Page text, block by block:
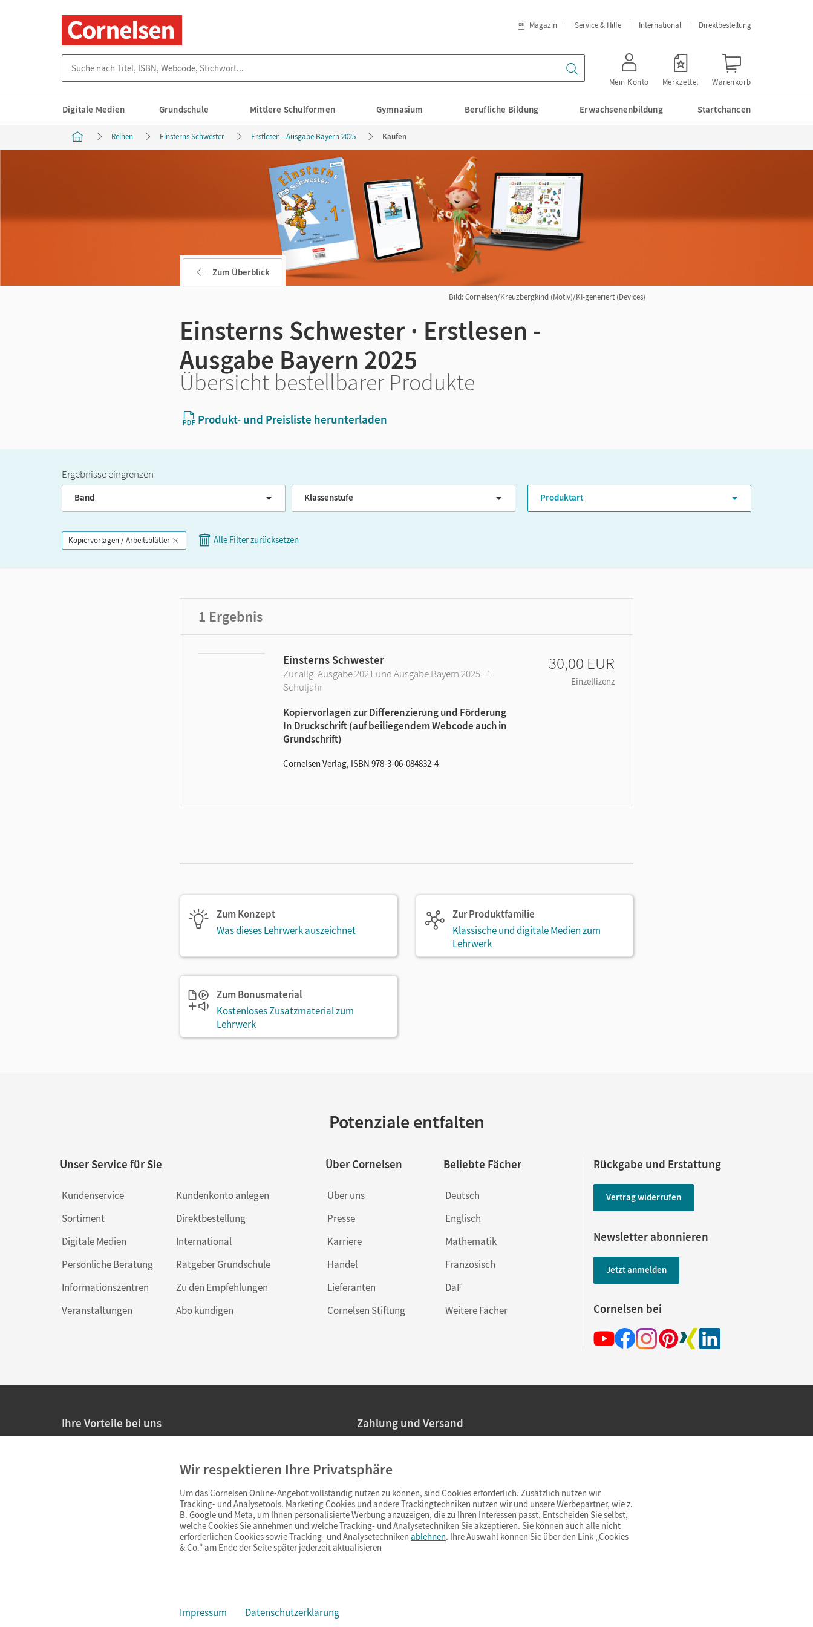
Magazin Service & Hilfe International Direktbestellung
Mein Konto Merkzettel Warenkorb
Digitale Medien Grundschule Mittlere Schulformen Gymnasium Berufliche Bildung Erwachsenenbildung Startchancen
Reihen Einsterns Schwester Erstlesen - Ausgabe Bayern 2025 Kaufen
Bild: Cornelsen/Kreuzbergkind (Motiv)/KI-generiert (Devices)
Zum Überblick
Einsterns Schwester · Erstlesen -
Ausgabe Bayern 2025
Übersicht bestellbarer Produkte
Produkt- und Preisliste herunterladen
Ergebnisse eingrenzen
Band Klassenstufe GER-Niveau
Produktart
Kopiervorlagen / Arbeitsblätter Alle Filter zurücksetzen
1 Ergebnis
Einsterns Schwester
Zur allg. Ausgabe 2021 und Ausgabe Bayern 2025 · 1.
Schuljahr
Kopiervorlagen zur Differenzierung und Förderung
In Druckschrift (auf beiliegendem Webcode auch in
Grundschrift)
Cornelsen Verlag, ISBN 978-3-06-084832-4
30,00 EUR
Einzellizenz
Zum Konzept
Was dieses Lehrwerk auszeichnet
Zur Produktfamilie
Klassische und digitale Medien zum
Lehrwerk
Zum Bonusmaterial
Kostenloses Zusatzmaterial zum
Lehrwerk
Potenziale entfalten
Unser Service für Sie
Kundenservice
Sortiment
Digitale Medien
Persönliche Beratung
Informationszentren
Veranstaltungen
Kundenkonto anlegen
Direktbestellung
International
Ratgeber Grundschule
Zu den Empfehlungen
Abo kündigen
Über Cornelsen
Über uns
Presse
Karriere
Handel
Lieferanten
Cornelsen Stiftung
Beliebte Fächer
Deutsch
Englisch
Mathematik
Französisch
DaF
Weitere Fächer
Rückgabe und Erstattung
Vertrag widerrufen
Newsletter abonnieren
Jetzt anmelden
Cornelsen bei
Ihre Vorteile bei uns
Persönliche Angebote für Lehrkräfte
Sicheres Einkaufen mit SSL-Verschlüsselung
Widerrufsfristvon 4 Wochen
Schnelle und einfache Retourenabwicklung
Zahlung und Versand
Ab 59,– EUR Bestellwert liefern wir versandkostenfrei innerhalb Deutschlands
(Lieferung in 3–6 Tagen).
Barrierefreiheit Cookies & Co.
Wir respektieren Ihre Privatsphäre
Um das Cornelsen Online-Angebot vollständig nutzen zu können, sind Cookies erforderlich. Zusätzlich nutzen wir
Tracking- und Analysetools. Marketing Cookies und andere Trackingtechniken nutzen wir und unsere Werbepartner, wie z.
B. Google und Meta, um Ihnen personalisierte Werbung anzuzeigen, die zu Ihren Interessen passt. Entscheiden Sie selbst,
welche Cookies Sie annehmen und welche Tracking- und Analysetechniken Sie akzeptieren. Sie können auch alle nicht
erforderlichen Cookies sowie Tracking- und Analysetechniken ablehnen. Ihre Auswahl können Sie über den Link „Cookies
& Co.“ am Ende der Seite später jederzeit aktualisieren
Impressum Datenschutzerklärung